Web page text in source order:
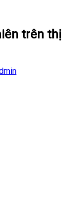
trên thị